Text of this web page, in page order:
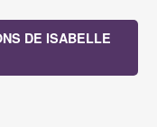
DE ISABELLE